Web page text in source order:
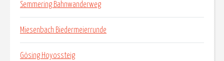
Semmering Bahnwanderweg
Miesenbach Biedermeierrunde
Gösing Hoyossteig